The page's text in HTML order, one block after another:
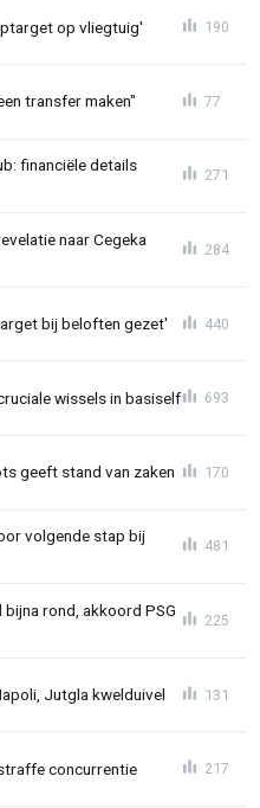
op vliegtuig' 190
transfer maken" 77
financiële details
271
naar Cegeka
284
bij beloften gezet' 440
wissels in basiself 693
geeft stand van zaken 170
volgende stap bij
481
bijna rond, akkoord PSG
225
Jutgla kwelduivel 131
concurrentie 217